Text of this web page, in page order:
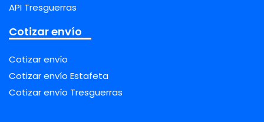
API Tresguerras
Cotizar envío
Cotizar envío
Cotizar envío Estafeta
Cotizar envío Tresguerras